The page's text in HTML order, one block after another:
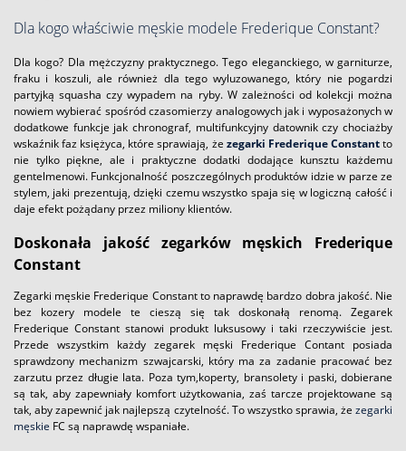
Dla kogo właściwie męskie modele Frederique Constant?
Dla kogo? Dla mężczyzny praktycznego. Tego eleganckiego, w garniturze,
fraku i koszuli, ale również dla tego wyluzowanego, który nie pogardzi
partyjką squasha czy wypadem na ryby. W zależności od kolekcji można
nowiem wybierać spośród czasomierzy analogowych jak i wyposażonych w
dodatkowe funkcje jak chronograf, multifunkcyjny datownik czy chociażby
wskaźnik faz księżyca, które sprawiają, że zegarki Frederique Constantto
nie tylko piękne, ale i praktyczne dodatki dodające kunsztu każdemu
gentelmenowi. Funkcjonalność poszczególnych produktów idzie w parze ze
stylem, jaki prezentują, dzięki czemu wszystko spaja się w logiczną całość i
daje efekt pożądany przez miliony klientów.
Doskonała jakość zegarków męskich Frederique
Constant
Zegarki męskie Frederique Constant to naprawdę bardzo dobra jakość. Nie
bez kozery modele te cieszą się tak doskonałą renomą. Zegarek
Frederique Constant stanowi produkt luksusowy i taki rzeczywiście jest.
Przede wszystkim każdy zegarek męski Frederique Contant posiada
sprawdzony mechanizm szwajcarski, który ma za zadanie pracować bez
zarzutu przez długie lata. Poza tym,koperty, bransolety i paski, dobierane
są tak, aby zapewniały komfort użytkowania, zaś tarcze projektowane są
tak, aby zapewnić jak najlepszą czytelność. To wszystko sprawia, że zegarki
męskie FC są naprawdę wspaniałe.